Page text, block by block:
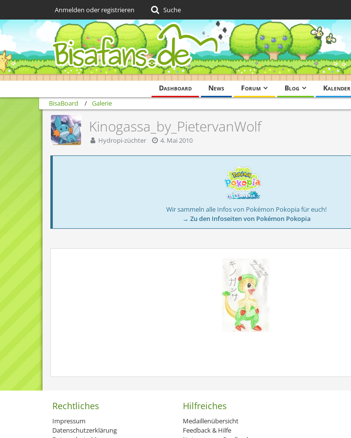
Dashboard News Forum Blog Kalender
Anmelden oder registrieren Suche
BisaBoard Galerie
Kinogassa_by_PietervanWolf
Hydropi-züchter 4. Mai 2010
Wir sammeln alle Infos von Pokémon Pokopia für euch!
→ Zu den Infoseiten von Pokémon Pokopia
Rechtliches
Impressum
Datenschutzerklärung
Hilfreiches
Medaillenübersicht
Feedback & Hilfe